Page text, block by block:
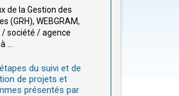
de la Gestion des
(GRH), WEBGRAM,
société / agence
du suivi et de
de projets et
présentés par